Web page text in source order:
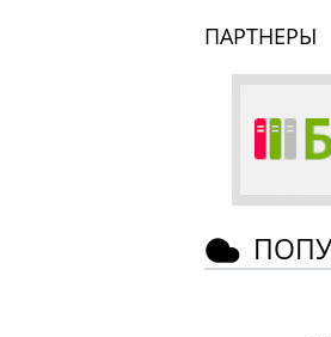
ПАРТНЕРЫ